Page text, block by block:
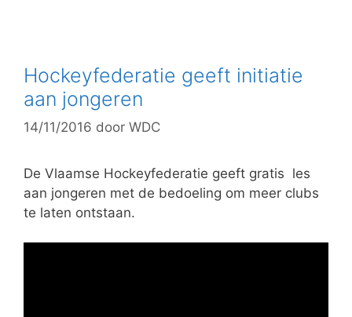
g
r
i
ë
n
Hockeyfederatie geeft initiatie
aan jongeren
14/11/2016 door WDC
De Vlaamse Hockeyfederatie geeft gratis les
aan jongeren met de bedoeling om meer clubs
te laten ontstaan.